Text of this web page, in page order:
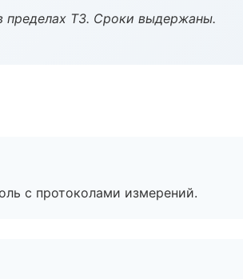
пределах ТЗ. Сроки выдержаны.
с протоколами измерений.